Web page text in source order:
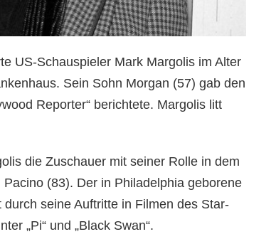
US-Schauspieler Mark Margolis im Alter
Sein Sohn Morgan (57) gab den
Reporter“ berichtete. Margolis litt
die Zuschauer mit seiner Rolle in dem
(83). Der in Philadelphia geborene
seine Auftritte in Filmen des Star-
„Pi“ und „Black Swan“.